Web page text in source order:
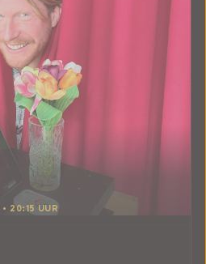
20:15 UUR